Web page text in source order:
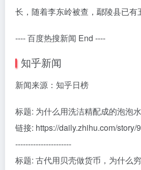
长，随着李东岭被查，鄢陵县已有
---- 百度热搜新闻 End ----
知乎新闻
新闻来源：知乎日榜
标题: 为什么用洗洁精配成的泡泡
链接: https://daily.zhihu.com/story/
----------------------
标题: 古代用贝壳做货币，为什么